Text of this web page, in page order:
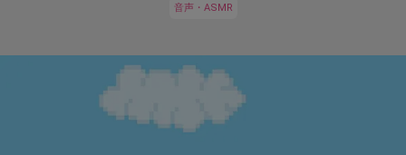
音声・ASMR